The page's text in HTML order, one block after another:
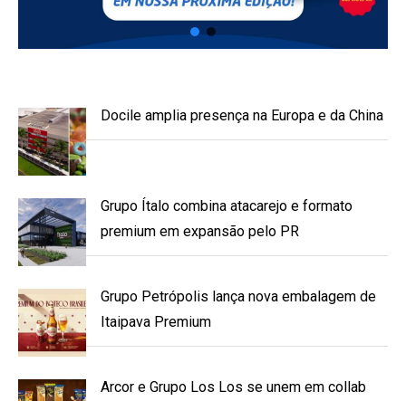
Docile amplia presença na Europa e da China
Grupo Ítalo combina atacarejo e formato
premium em expansão pelo PR
Grupo Petrópolis lança nova embalagem de
Itaipava Premium
Arcor e Grupo Los Los se unem em collab